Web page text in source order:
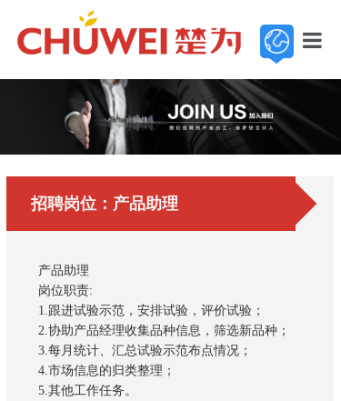
首页
招聘岗位：产品助理
产品助理
岗位职责:
1.跟进试验示范，安排试验，评价试验；
2.协助产品经理收集品种信息，筛选新品种；
3.每月统计、汇总试验示范布点情况；
4.市场信息的归类整理；
5.其他工作任务。